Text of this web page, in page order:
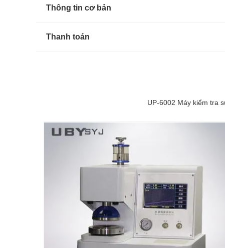
Thông tin cơ bản
Thanh toán
UP-6002 Máy kiểm tra